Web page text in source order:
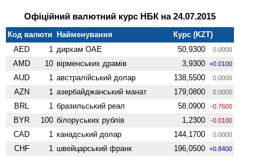
Офіційний валютний курс НБК на 24.07.2015
Код валюти Найменування
Курс (KZT)
AED
1 дирхам ОАЕ 50,9300 0.0000
AMD 10 вiрменських драмів 3,9300 +0.0100
AUD 1 австралійський долар 138,5500 0.0000
AZN 1 азербайджанський манат 179,0800 0.0000
BRL 1 бразильський реал 58,0900 -0.7600
BYR 100 білоруських рублів 1,2300 -0.0100
CAD 1 канадський долар 144,1700 0.0000
CHF 1 швейцарський франк 196,0500 +0.8400